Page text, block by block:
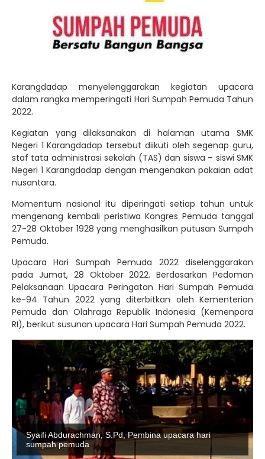
Karangdadap menyelenggarakan kegiatan upacara
dalam rangka memperingati Hari Sumpah Pemuda Tahun
2022.
Kegiatan yang dilaksanakan di halaman utama SMK
Negeri 1 Karangdadap tersebut diikuti oleh segenap guru,
staf tata administrasi sekolah (TAS) dan siswa – siswi SMK
Negeri 1 Karangdadap dengan mengenakan pakaian adat
nusantara.
Momentum nasional itu diperingati setiap tahun untuk
mengenang kembali peristiwa Kongres Pemuda tanggal
27-28 Oktober 1928 yang menghasilkan putusan Sumpah
Pemuda.
Upacara Hari Sumpah Pemuda 2022 diselenggarakan
pada Jumat, 28 Oktober 2022. Berdasarkan Pedoman
Pelaksanaan Upacara Peringatan Hari Sumpah Pemuda
ke-94 Tahun 2022 yang diterbitkan oleh Kementerian
Pemuda dan Olahraga Republik Indonesia (Kemenpora
RI), berikut susunan upacara Hari Sumpah Pemuda 2022.
Syaifi Abdurachman, S.Pd, Pembina upacara hari
sumpah pemuda